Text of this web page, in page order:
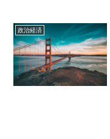
政治経済